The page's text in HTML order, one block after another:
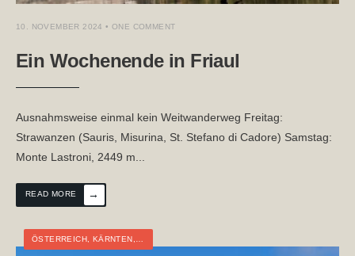
10. NOVEMBER 2024 • ONE COMMENT
Ein Wochenende in Friaul
Ausnahmsweise einmal kein Weitwanderweg Freitag:
Strawanzen (Sauris, Misurina, St. Stefano di Cadore) Samstag:
Monte Lastroni, 2449 m...
READ MORE →
ÖSTERREICH, KÄRNTEN, TOURTAGEBUCH